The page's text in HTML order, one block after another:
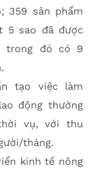
359 sản phẩm
5 sao đã được
trong đó có 9
tạo việc làm
động thường
vụ, với thu
tháng.
kinh tế nông